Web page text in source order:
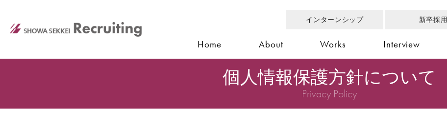
Home About Works Interview
インターンシップ 新卒採用
個人情報保護方針について
Privacy Policy